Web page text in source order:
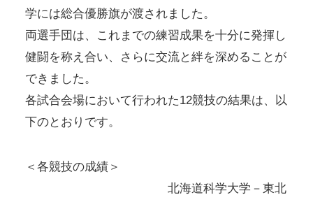
学には総合優勝旗が渡されました。
両選手団は、これまでの練習成果を十分に発揮し
健闘を称え合い、さらに交流と絆を深めることが
できました。
各試合会場において行われた12競技の結果は、以
下のとおりです。
＜各競技の成績＞
北海道科学大学－東北